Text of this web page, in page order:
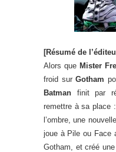
[Résumé de
Alors que Mister
froid surGotham
Batman finit par
remettre à sa place :
l’ombre, une
joue à Pile ou Face
Gotham, et créé